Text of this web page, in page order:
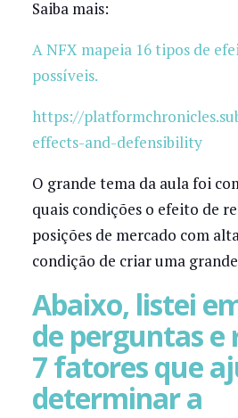
Saiba mais:
A NFX mapeia 16 tipos de
possíveis.
https://
effects-and-defensibility
O grande tema da aula foi
quais condições o efeito de
posições de mercado com
condição de criar uma
Abaixo, listei
de perguntas e
7 fatores que
determinar a